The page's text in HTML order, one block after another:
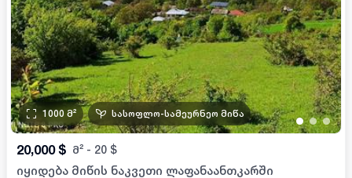
•••
1000 მ² სასოფლო-სამეურნეო მიწა
20,000 $ მ² - 20 $
იყიდება მიწის ნაკვეთი ლაფანაანთკარში